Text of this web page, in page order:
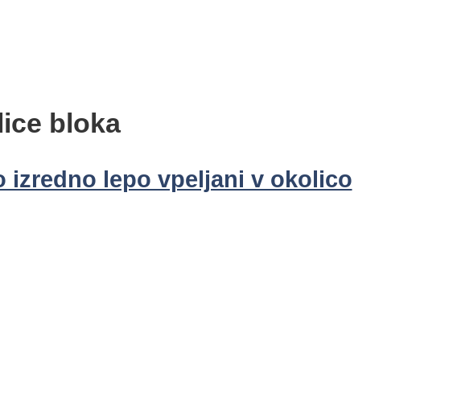
bloka
izredno lepo vpeljani v okolico